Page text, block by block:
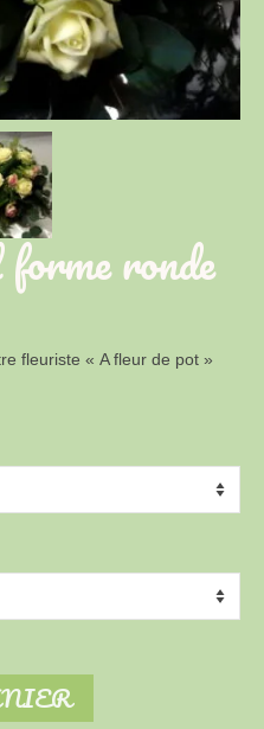
ronde
fleuriste « A fleur de pot »